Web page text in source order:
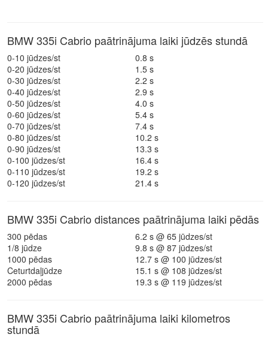
BMW 335i Cabrio paātrinājuma laiki jūdzēs stundā
0-10 jūdzes/st
0.8 s
0-20 jūdzes/st
1.5 s
0-30 jūdzes/st
2.2 s
0-40 jūdzes/st
2.9 s
0-50 jūdzes/st
4.0 s
0-60 jūdzes/st
5.4 s
0-70 jūdzes/st
7.4 s
0-80 jūdzes/st
10.2 s
0-90 jūdzes/st
13.3 s
0-100 jūdzes/st
16.4 s
0-110 jūdzes/st
19.2 s
0-120 jūdzes/st
21.4 s
BMW 335i Cabrio distances paātrinājuma laiki pēdās
300 pēdas
6.2 s @ 65 jūdzes/st
1/8 jūdze
9.8 s @ 87 jūdzes/st
1000 pēdas
12.7 s @ 100 jūdzes/st
Ceturtdaļjūdze
15.1 s @ 108 jūdzes/st
2000 pēdas
19.3 s @ 119 jūdzes/st
BMW 335i Cabrio paātrinājuma laiki kilometros
stundā